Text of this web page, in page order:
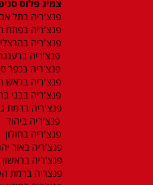
צמיג פלוס
פנצ'ריה בתל
פנצ'ריה בפתח
פנצ'ריה
פנצ'ריה
פנצ'ריה בכפר
פנצ'ריה בראש
פנצ'ריה בבני
פנצ'ריה
פנצ'ריה
פנצ'ריה
פנצ'ריה באור
פנצ'ריה בראשון
פנצריה ברמת